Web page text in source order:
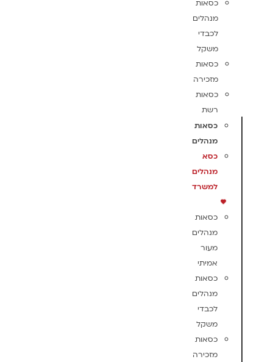
כסאות
מנהלים
לכבדי
משקל
כסאות
מזכירה
כסאות
רשת
כסאות
מנהלים
כסא
מנהלים
למשרד
כסאות
מנהלים
מעור
אמיתי
כסאות
מנהלים
לכבדי
משקל
כסאות
מזכירה